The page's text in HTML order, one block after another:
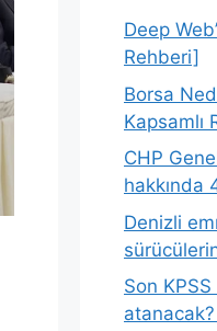
Deep
Rehberi]
Borsa
Kapsamlı
CHP
hakkında
Denizli
Son
atanacak?